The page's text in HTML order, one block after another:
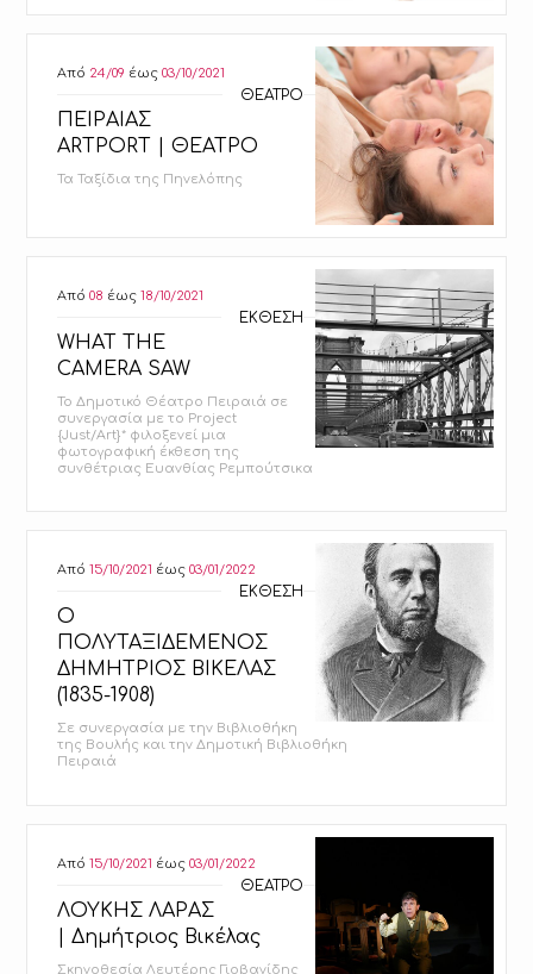
Από 24/09 έως03/10/2021
ΘΕΑΤΡΟ
ΠΕΙΡΑΙΑΣ
ARTPORT | ΘΕΑΤΡΟ
Τα Ταξίδια της Πηνελόπης
Από08 έως18/10/2021
ΕΚΘΕΣΗ
WHAT THE
CAMERA SAW
Το Δημοτικό Θέατρο Πειραιά σε
συνεργασία με το Project
{Just/Art}* φιλοξενεί μια
φωτογραφική έκθεση της
συνθέτριας Ευανθίας Ρεμπούτσικα
Από15/10/2021 έως03/01/2022
ΕΚΘΕΣΗ
Ο
ΠΟΛΥΤΑΞΙΔΕΜΕΝΟΣ
ΔΗΜΗΤΡΙΟΣ ΒΙΚΕΛΑΣ
(1835-1908)
Σε συνεργασία με την Βιβλιοθήκη
της Βουλής και την Δημοτική Βιβλιοθήκη
Πειραιά
Από15/10/2021 έως03/01/2022
ΘΕΑΤΡΟ
ΛΟΥΚΗΣ ΛΑΡΑΣ
| Δημήτριος Βικέλας
Σκηνοθεσία Λευτέρης Γιοβανίδης